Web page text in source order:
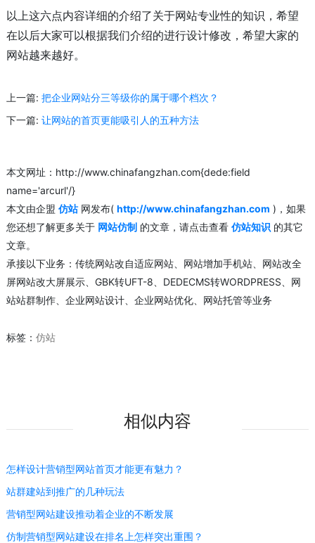
以上这六点内容详细的介绍了关于网站专业性的知识，希望
在以后大家可以根据我们介绍的进行设计修改，希望大家的
网站越来越好。
上一篇: 把企业网站分三等级你的属于哪个档次？
下一篇: 让网站的首页更能吸引人的五种方法
本文网址：http://www.chinafangzhan.com{dede:field
name='arcurl'/}
本文由企盟 仿站 网发布( http://www.chinafangzhan.com )，如果
您还想了解更多关于 网站仿制 的文章，请点击查看 仿站知识 的其它
文章。
承接以下业务：传统网站改自适应网站、网站增加手机站、网站改全
屏网站改大屏展示、GBK转UFT-8、DEDECMS转WORDPRESS、网
站站群制作、企业网站设计、企业网站优化、网站托管等业务
标签： 仿站
相似内容
怎样设计营销型网站首页才能更有魅力？
站群建站到推广的几种玩法
营销型网站建设推动着企业的不断发展
仿制营销型网站建设在排名上怎样突出重围？